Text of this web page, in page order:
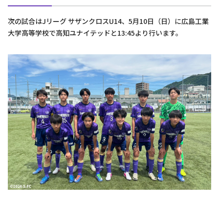
次の試合はJリーグ サザンクロスU14、5月10日（日）に広島工業
大学高等学校で高知ユナイテッドと13:45より行います。